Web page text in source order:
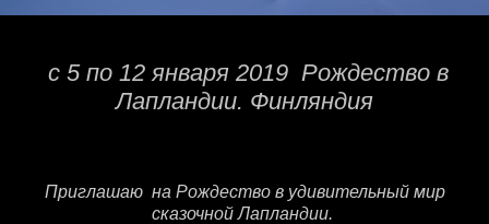
с 5 по 12 января 2019 Рождество в
Лапландии. Финляндия
Приглашаю на Рождество в удивительный мир
сказочной Лапландии.